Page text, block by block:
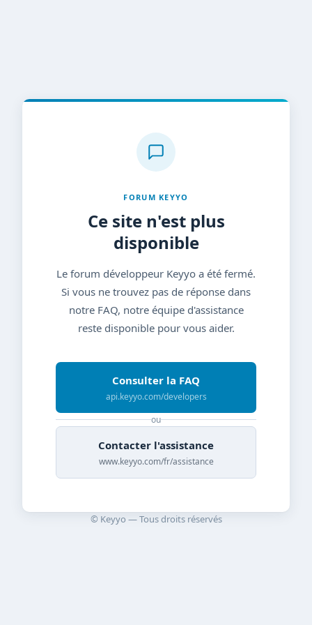
FORUM KEYYO
Ce site n'est plus
disponible
Le forum développeur Keyyo a été fermé.
Si vous ne trouvez pas de réponse dans
notre FAQ, notre équipe d'assistance
reste disponible pour vous aider.
Consulter la FAQ
api.keyyo.com/developers
ou
Contacter l'assistance
www.keyyo.com/fr/assistance
© Keyyo — Tous droits réservés